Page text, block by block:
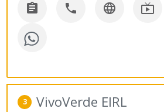
   
3 VivoVerde EIRL